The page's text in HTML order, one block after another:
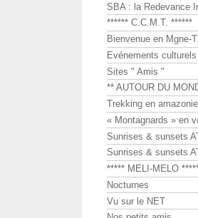
SBA : la Redevance
****** C.C.M.T. ******
Bienvenue en Mgne-
Evénements culturels
Sites " Amis "
** AUTOUR DU
Trekking en amazonie
« Montagnards » en
Sunrises & sunsets
Sunrises & sunsets
***** MELI-MELO
Nocturnes
Vu sur le NET